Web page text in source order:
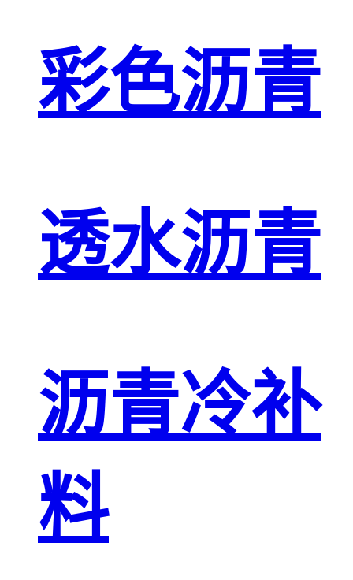
彩色沥青
透水沥青
沥青冷补
料